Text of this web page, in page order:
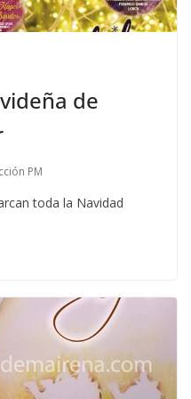
de
PM
toda la Navidad